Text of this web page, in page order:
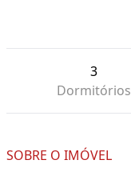
3
Dormitórios
SOBRE O IMÓVEL